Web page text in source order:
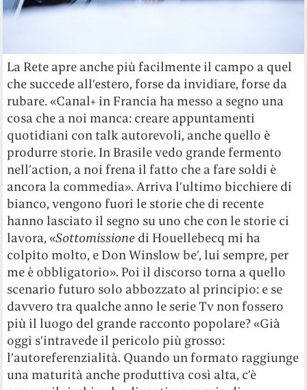
La Rete apre anche più facilmente il campo a quel
che succede all’estero, forse da invidiare, forse da
rubare. «Canal+ in Francia ha messo a segno una
cosa che a noi manca: creare appuntamenti
quotidiani con talk autorevoli, anche quello è
produrre storie. In Brasile vedo grande fermento
nell’action, a noi frena il fatto che a fare soldi è
ancora la commedia». Arriva l’ultimo bicchiere di
bianco, vengono fuori le storie che di recente
hanno lasciato il segno su uno che con le storie ci
lavora, «Sottomissione di Houellebecq mi ha
colpito molto, e Don Winslow be’, lui sempre, per
me è obbligatorio». Poi il discorso torna a quello
scenario futuro solo abbozzato al principio: e se
davvero tra qualche anno le serie Tv non fossero
più il luogo del grande racconto popolare? «Già
oggi s’intravede il pericolo più grosso:
l’autoreferenzialità. Quando un formato raggiunge
una maturità anche produttiva così alta, c’è